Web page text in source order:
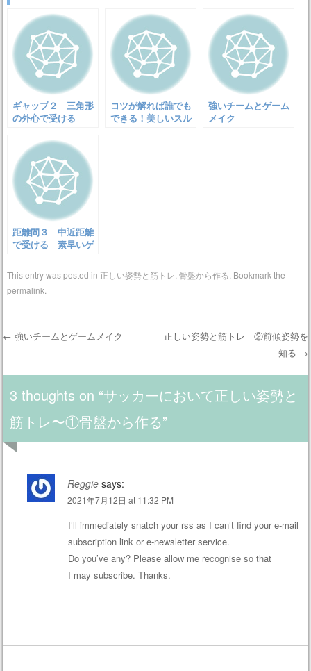
ギャップ２ 三角形
の外心で受ける
コツが解れば誰でも
できる！美しいスル
強いチームとゲーム
メイク
距離間３ 中近距離
で受ける 素早いゲ
を使い分けよう
This entry was posted in 正しい姿勢と筋トレ,骨盤から作る. Bookmark the
permalink.
← 強いチームとゲームメイク
正しい姿勢と筋トレ ②前傾姿勢を
知る →
3 thoughts on “サッカーにおいて正しい姿勢と
筋トレ〜①骨盤から作る”
Reggie says:
2021年7月12日 at 11:32 PM
I’ll immediately snatch your rss as I can’t find your e-mail
subscription link or e-newsletter service.
Do you’ve any? Please allow me recognise so that
I may subscribe. Thanks.